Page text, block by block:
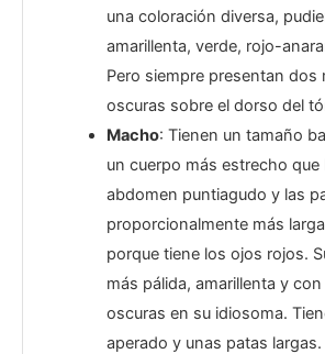
una coloración diversa,
amarillenta, verde, rojo-
Pero siempre presentan dos
oscuras sobre el dorso del
Macho: Tienen un tamaño
un cuerpo más estrecho que
abdomen puntiagudo y las
proporcionalmente más
porque tiene los ojos rojos.
más pálida, amarillenta y
oscuras en su idiosoma.
aperado y unas patas largas.